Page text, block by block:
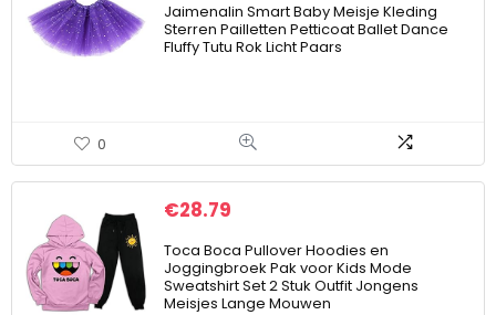
Jaimenalin Smart Baby Meisje Kleding
Sterren Pailletten Petticoat Ballet Dance
Fluffy Tutu Rok Licht Paars
0
€28.79
Toca Boca Pullover Hoodies en
Joggingbroek Pak voor Kids Mode
Sweatshirt Set 2 Stuk Outfit Jongens
Meisjes Lange Mouwen